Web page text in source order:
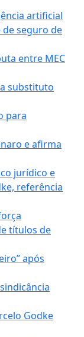
artificial
de seguro de
entre MEC
substituto
para
e afirma
jurídico e
referência
títulos de
após
Godke